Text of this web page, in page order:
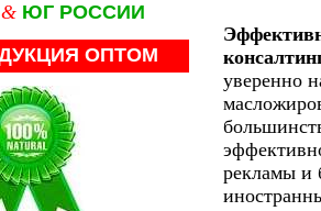
& ЮГ РОССИИ
ОПТОМ
уверенно
рекламы и